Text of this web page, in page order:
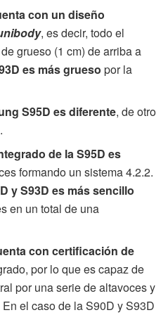
con un diseño
, es decir, todo el
grueso (1 cm) de arriba a
es más grueso por la
S95D es diferente, de otro
de la S95D es
formando un sistema 4.2.2.
y S93D es más sencillo
en un total de una
con certificación de
por lo que es capaz de
por una serie de altavoces y
el caso de la S90D y S93D